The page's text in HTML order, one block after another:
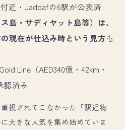
近・Jaddafの6駅が公表済
島・サディヤット島等）は、
現在が仕込み時という見方も
Line（AED340億・42km・
認済み
視されてこなかった「駅近物
大きな人気を集め始めていま